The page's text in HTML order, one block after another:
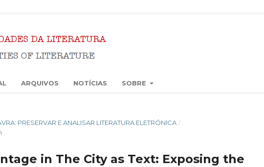
ARQUIVOS NOTÍCIAS SOBRE
PRESERVAR E ANALISAR LITERATURA ELETRÓNICA /
in The City as Text: Exposing the